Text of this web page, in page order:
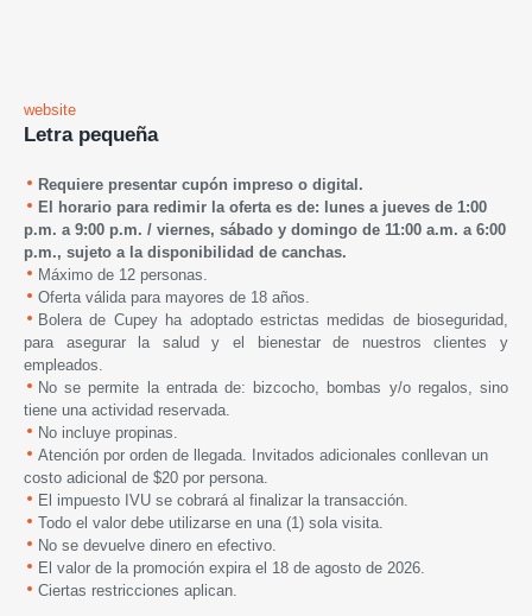
website
Letra pequeña
Requiere presentar cupón impreso o digital.
El horario para redimir la oferta es de: lunes a jueves de 1:00
p.m. a 9:00 p.m. / viernes, sábado y domingo de 11:00 a.m. a 6:00
p.m., sujeto a la disponibilidad de canchas.
Máximo de 12 personas.
Oferta válida para mayores de 18 años.
Bolera de Cupeyha adoptado estrictas medidas de bioseguridad,
para asegurar la salud y el bienestar de nuestros clientes y
empleados.
No se permite la entrada de: bizcocho, bombas y/o regalos, sino
tiene una actividad reservada.
No incluye propinas.
Atención por orden de llegada. Invitados adicionales conllevan un
costo adicional de $20 por persona.
El impuesto IVU se cobrará al finalizar la transacción.
Todo el valor debe utilizarse en una (1) sola visita.
No se devuelve dinero en efectivo.
El valor de la promoción expira el 18 de agosto de 2026.
Ciertas restricciones aplican.